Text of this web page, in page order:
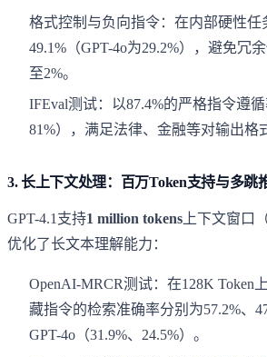
格式控制与负向指令：在内部硬性任
49.1%（GPT-4o为29.2%），避免冗
至2%。
IFEval测试：以87.4%的严格指令遵
81%），满足法律、金融等对输出格
3.长上下文处理：百万Token支持与多跳
GPT-4.1支持1 million tokens 上下文窗口
优化了长文本理解能力：
OpenAI-MRCR测试：在128K Token
藏指令的检索准确率分别为57.2%、
GPT-4o（31.9%、24.5%）。